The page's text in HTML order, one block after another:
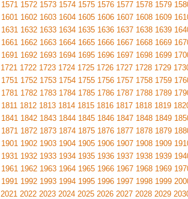
1571 1572 1573 1574 1575 1576 1577 1578 1579
1601 1602 1603 1604 1605 1606 1607 1608 1609
1631 1632 1633 1634 1635 1636 1637 1638 1639
1661 1662 1663 1664 1665 1666 1667 1668 1669
1691 1692 1693 1694 1695 1696 1697 1698 1699
1721 1722 1723 1724 1725 1726 1727 1728 1729
1751 1752 1753 1754 1755 1756 1757 1758 1759
1781 1782 1783 1784 1785 1786 1787 1788 1789
1811 1812 1813 1814 1815 1816 1817 1818 1819
1841 1842 1843 1844 1845 1846 1847 1848 1849
1871 1872 1873 1874 1875 1876 1877 1878 1879
1901 1902 1903 1904 1905 1906 1907 1908 1909
1931 1932 1933 1934 1935 1936 1937 1938 1939
1961 1962 1963 1964 1965 1966 1967 1968 1969
1991 1992 1993 1994 1995 1996 1997 1998 1999
2021 2022 2023 2024 2025 2026 2027 2028 2029